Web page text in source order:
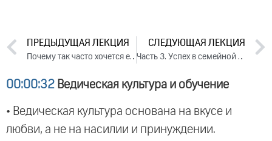
ПРЕДЫДУЩАЯ ЛЕКЦИЯ
Почему так часто хочется есть
СЛЕДУЮЩАЯ ЛЕКЦИЯ
Часть 3. Успех в семейной жизни (2012)
00:00:32 Ведическая культура и обучение
• Ведическая культура основана на вкусе и
любви, а не на насилии и принуждении.